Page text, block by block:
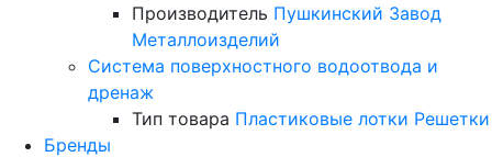
Производитель Пушкинский Завод
Металлоизделий
Система поверхностного водоотвода и
дренаж
Тип товара Пластиковые лотки Решетки
Бренды